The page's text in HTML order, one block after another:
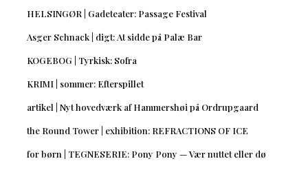
HELSINGØR | Gadeteater: Passage Festival
Asger Schnack | digt: At sidde på Palæ Bar
KOGEBOG | Tyrkisk: Sofra
KRIMI | sommer: Efterspillet
artikel | Nyt hovedværk af Hammershøi på Ordrupgaard
the Round Tower | exhibition: REFRACTIONS OF ICE
for børn | TEGNESERIE: Pony Pony — Vær nuttet eller dø